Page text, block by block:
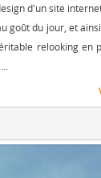
d'un site
goût du jour, et
relooking en